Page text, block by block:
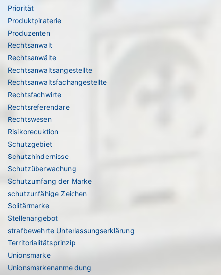
Priorität
Produktpiraterie
Produzenten
Rechtsanwalt
Rechtsanwälte
Rechtsanwaltsangestellte
Rechtsanwaltsfachangestellte
Rechtsfachwirte
Rechtsreferendare
Rechtswesen
Risikoreduktion
Schutzgebiet
Schutzhindernisse
Schutzüberwachung
Schutzumfang der Marke
schutzunfähige Zeichen
Solitärmarke
Stellenangebot
strafbewehrte Unterlassungserklärung
Territorialitätsprinzip
Unionsmarke
Unionsmarkenanmeldung